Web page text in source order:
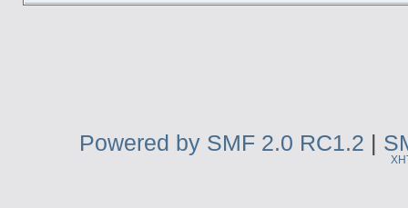
Powered by SMF 2.0 RC1.2 |